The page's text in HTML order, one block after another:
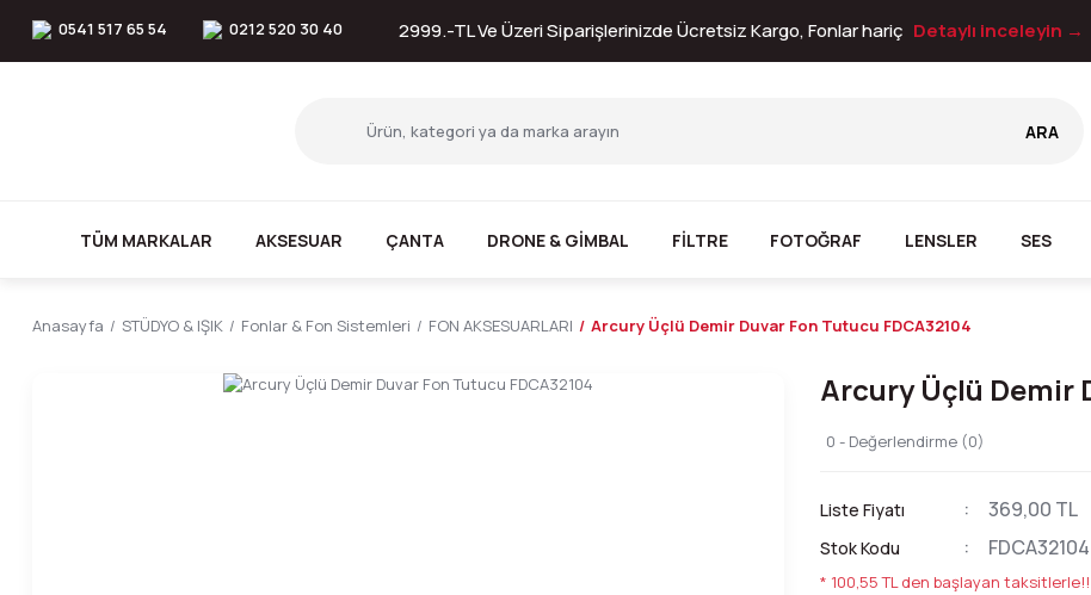
0541 517 65 54 0212 520 30 40 2999.-TL Ve Üzeri Siparişlerinizde Ücretsiz Kargo, Fonlar hariç Detaylı inceleyin →
ARA
TÜM MARKALAR AKSESUAR ÇANTA DRONE & GİMBAL FİLTRE FOTOĞRAF LENSLER SES
Anasayfa STÜDYO & IŞIK Fonlar & Fon Sistemleri FON AKSESUARLARI Arcury Üçlü Demir Duvar Fon Tutucu FDCA32104
Arcury Üçlü Demir
0 - Değerlendirme (0)
Liste Fiyatı 369,00 TL
Stok Kodu FDCA32104
* 100,55 TL den başlayan taksitlerle!!